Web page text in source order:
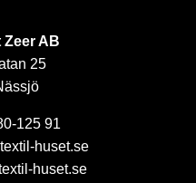
AB
25
125 91
huset.se
huset.se